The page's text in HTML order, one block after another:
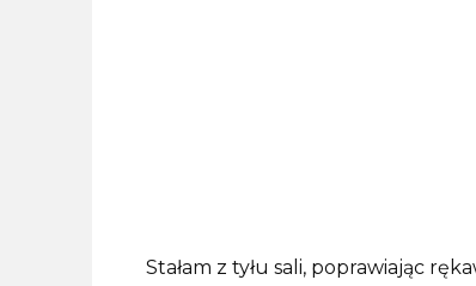
Stałam z tyłu sali, poprawiając